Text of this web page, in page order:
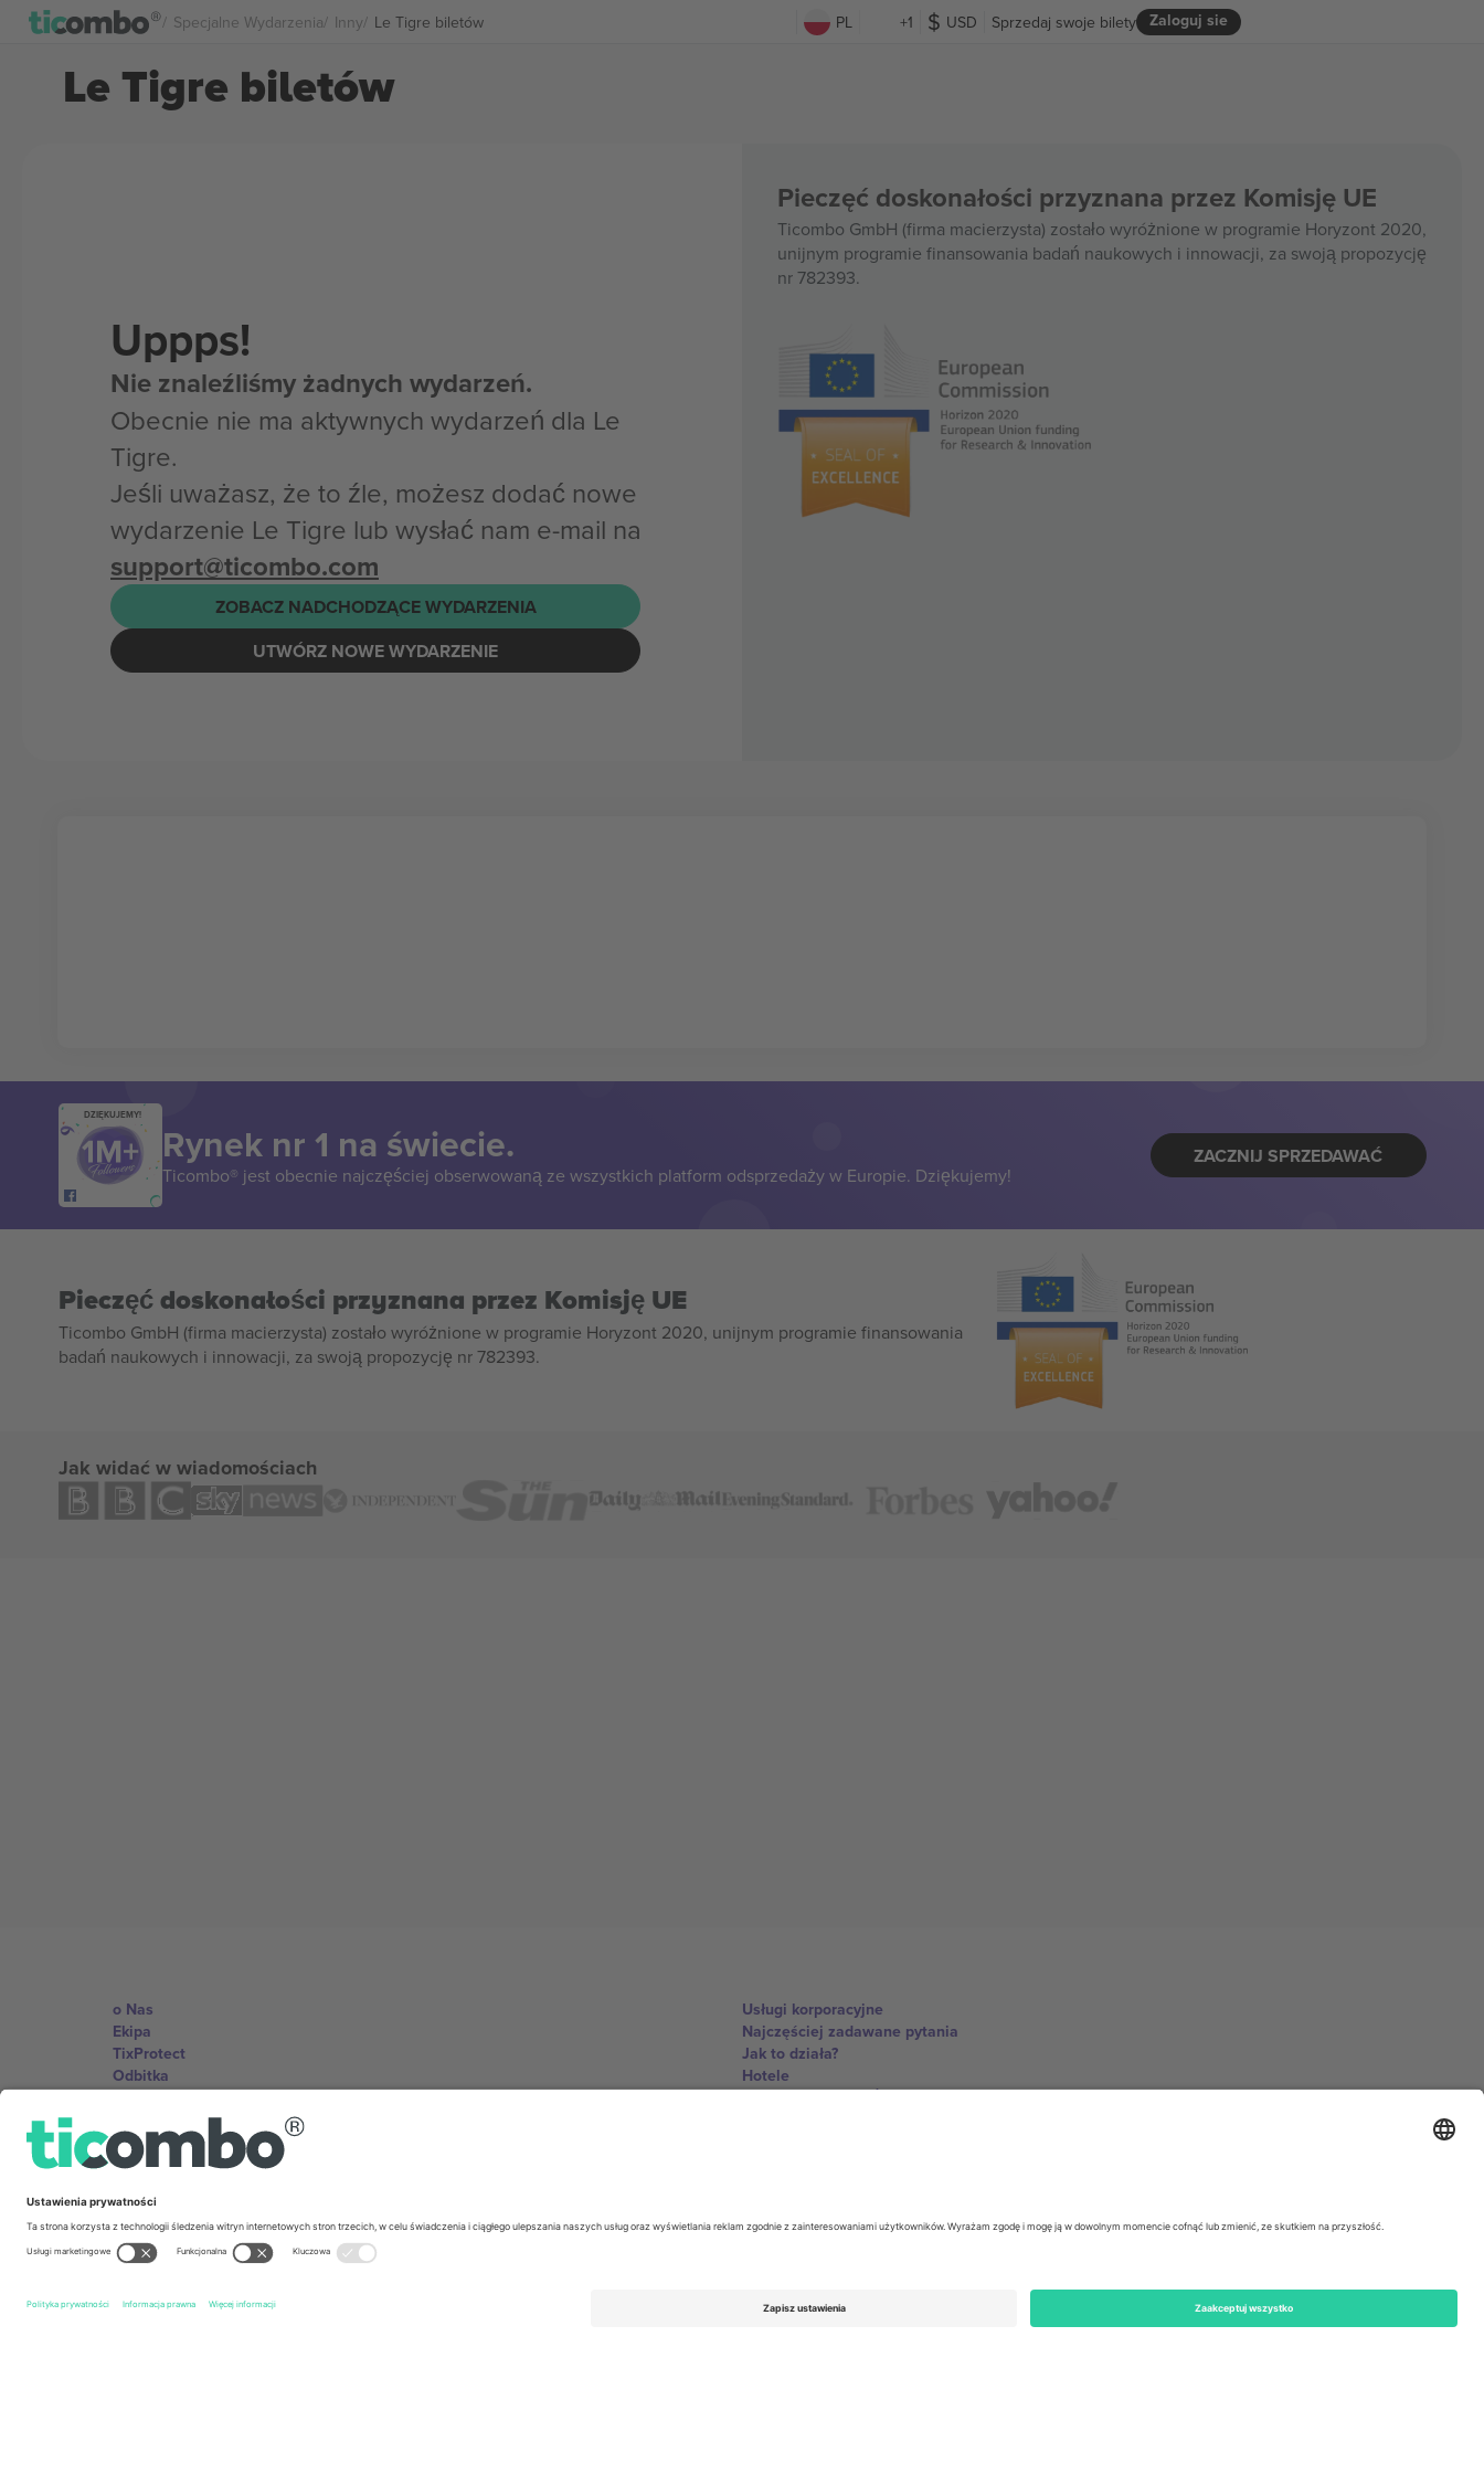
Specjalne Wydarzenia Inny Le Tigre biletów PL +1 USD Zaloguj sie
Sprzedaj swoje bilety
Le Tigre biletów
Uppps!
Nie znaleźliśmy żadnych wydarzeń.
Obecnie nie ma aktywnych wydarzeń dla Le
Tigre.
Jeśli uważasz, że to źle, możesz dodać nowe
wydarzenie Le Tigre lub wysłać nam e-mail na
support@ticombo.com
ZOBACZ NADCHODZĄCE WYDARZENIA
UTWÓRZ NOWE WYDARZENIE
Pieczęć doskonałości przyznana przez Komisję UE
Ticombo GmbH (firma macierzysta) zostało wyróżnione w programie Horyzont 2020,
unijnym programie finansowania badań naukowych i innowacji, za swoją propozycję
nr 782393.
DZIĘKUJEMY!
Rynek nr 1 na świecie.
Ticombo® jest obecnie najczęściej obserwowaną ze wszystkich platform odsprzedaży w Europie. Dziękujemy!
ZACZNIJ SPRZEDAWAĆ
Pieczęć doskonałości przyznana przez Komisję UE
Ticombo GmbH (firma macierzysta) zostało wyróżnione w programie Horyzont 2020, unijnym programie finansowania
badań naukowych i innowacji, za swoją propozycję nr 782393.
Jak widać w wiadomościach
o Nas
Ekipa
TixProtect
Odbitka
Zasady i warunki
Program partnerski
Usługi korporacyjne
Najczęściej zadawane pytania
Jak to działa?
Hotele
Centrum Pucharu Świata